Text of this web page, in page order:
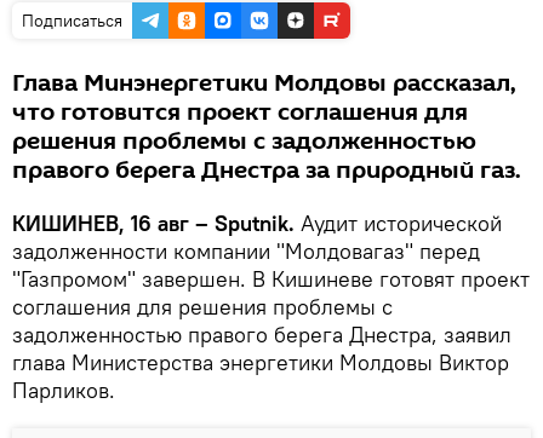
Подписаться
Глава Минэнергетики Молдовы рассказал,
что готовится проект соглашения для
решения проблемы с задолженностью
правого берега Днестра за природный газ.
КИШИНЕВ, 16 авг – Sputnik. Аудит исторической
задолженности компании "Молдовагаз" перед
"Газпромом" завершен. В Кишиневе готовят проект
соглашения для решения проблемы с
задолженностью правого берега Днестра, заявил
глава Министерства энергетики Молдовы Виктор
Парликов.